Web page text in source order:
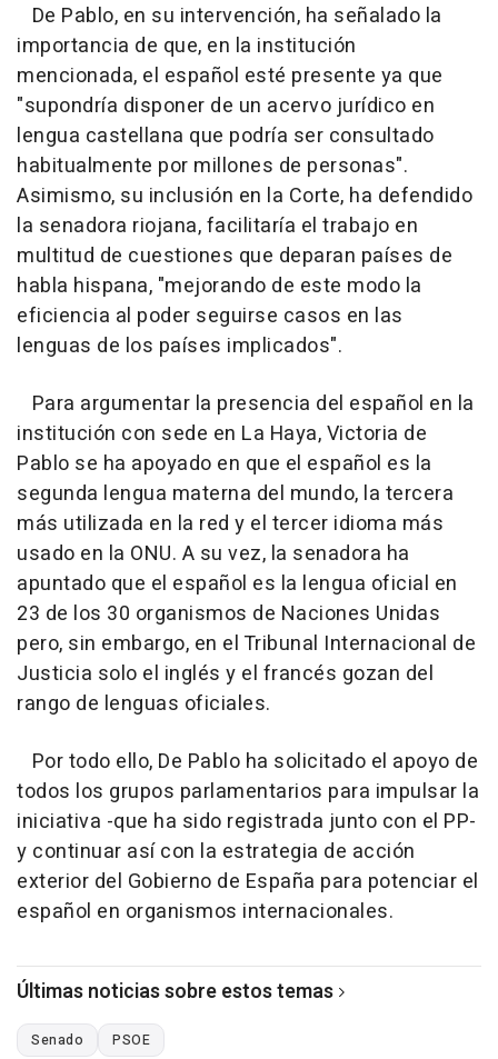
De Pablo, en su intervención, ha señalado la
importancia de que, en la institución
mencionada, el español esté presente ya que
"supondría disponer de un acervo jurídico en
lengua castellana que podría ser consultado
habitualmente por millones de personas".
Asimismo, su inclusión en la Corte, ha defendido
la senadora riojana, facilitaría el trabajo en
multitud de cuestiones que deparan países de
habla hispana, "mejorando de este modo la
eficiencia al poder seguirse casos en las
lenguas de los países implicados".
Para argumentar la presencia del español en la
institución con sede en La Haya, Victoria de
Pablo se ha apoyado en que el español es la
segunda lengua materna del mundo, la tercera
más utilizada en la red y el tercer idioma más
usado en la ONU. A su vez, la senadora ha
apuntado que el español es la lengua oficial en
23 de los 30 organismos de Naciones Unidas
pero, sin embargo, en el Tribunal Internacional de
Justicia solo el inglés y el francés gozan del
rango de lenguas oficiales.
Por todo ello, De Pablo ha solicitado el apoyo de
todos los grupos parlamentarios para impulsar la
iniciativa -que ha sido registrada junto con el PP-
y continuar así con la estrategia de acción
exterior del Gobierno de España para potenciar el
español en organismos internacionales.
Últimas noticias sobre estos temas
Senado PSOE